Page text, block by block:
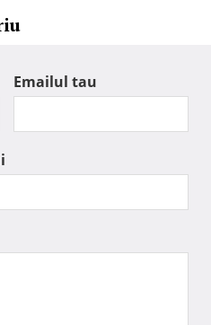
Emailul tau